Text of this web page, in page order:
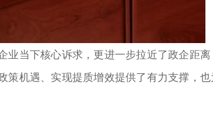
当下核心诉求，更进一步拉近了政企距离
策机遇、实现提质增效提供了有力支撑，